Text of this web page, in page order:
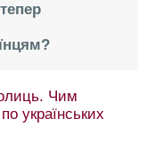
Чим
українських